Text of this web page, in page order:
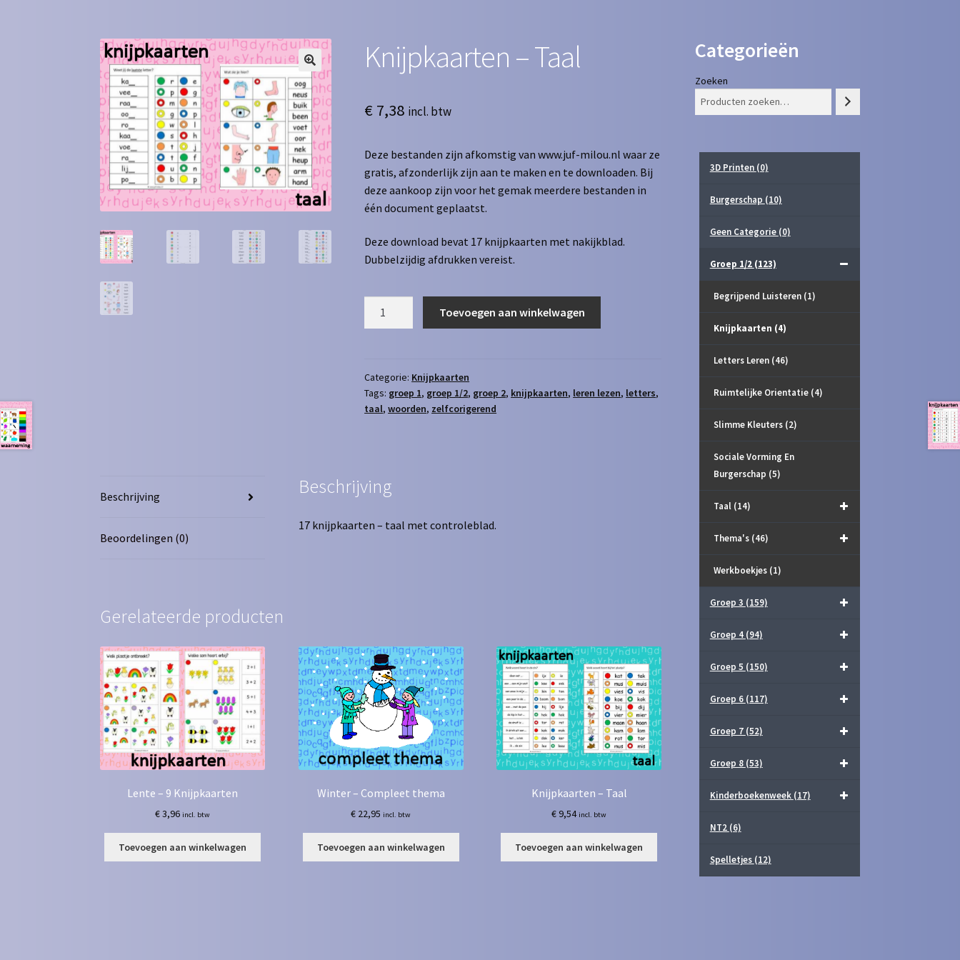
Knijpkaarten – Taal
€ 7,38 incl. btw
Deze bestanden zijn afkomstig van www.juf-milou.nl waar ze
gratis, afzonderlijk zijn aan te maken en te downloaden. Bij
deze aankoop zijn voor het gemak meerdere bestanden in
één document geplaatst.
Deze download bevat 17 knijpkaarten met nakijkblad.
Dubbelzijdig afdrukken vereist.
Toevoegen aan winkelwagen
Categorie: Knijpkaarten
Tags: groep 1, groep 1/2, groep 2, knijpkaarten, leren lezen, letters,
taal,woorden, zelfcorigerend
Beschrijving
Beoordelingen (0)
Beschrijving
17 knijpkaarten – taal met controleblad.
Gerelateerde producten
Lente – 9 Knijpkaarten
€3,96 incl. btw
Toevoegen aan winkelwagen
Winter – Compleet thema
€ 22,95 incl. btw
Toevoegen aan winkelwagen
Knijpkaarten – Taal
€9,54 incl. btw
Toevoegen aan winkelwagen
Categorieën
Zoeken
3D Printen (0)
Burgerschap (10)
Geen Categorie (0)
Groep 1/2 (123)
Begrijpend Luisteren (1)
Knijpkaarten (4)
Letters Leren (46)
Ruimtelijke Orientatie (4)
Slimme Kleuters (2)
Sociale Vorming En
Burgerschap (5)
Taal (14)
Thema's (46)
Werkboekjes (1)
Groep 3 (159)
Groep 4 (94)
Groep 5 (150)
Groep 6 (117)
Groep 7 (52)
Groep 8 (53)
Kinderboekenweek (17)
NT2 (6)
Spelletjes (12)